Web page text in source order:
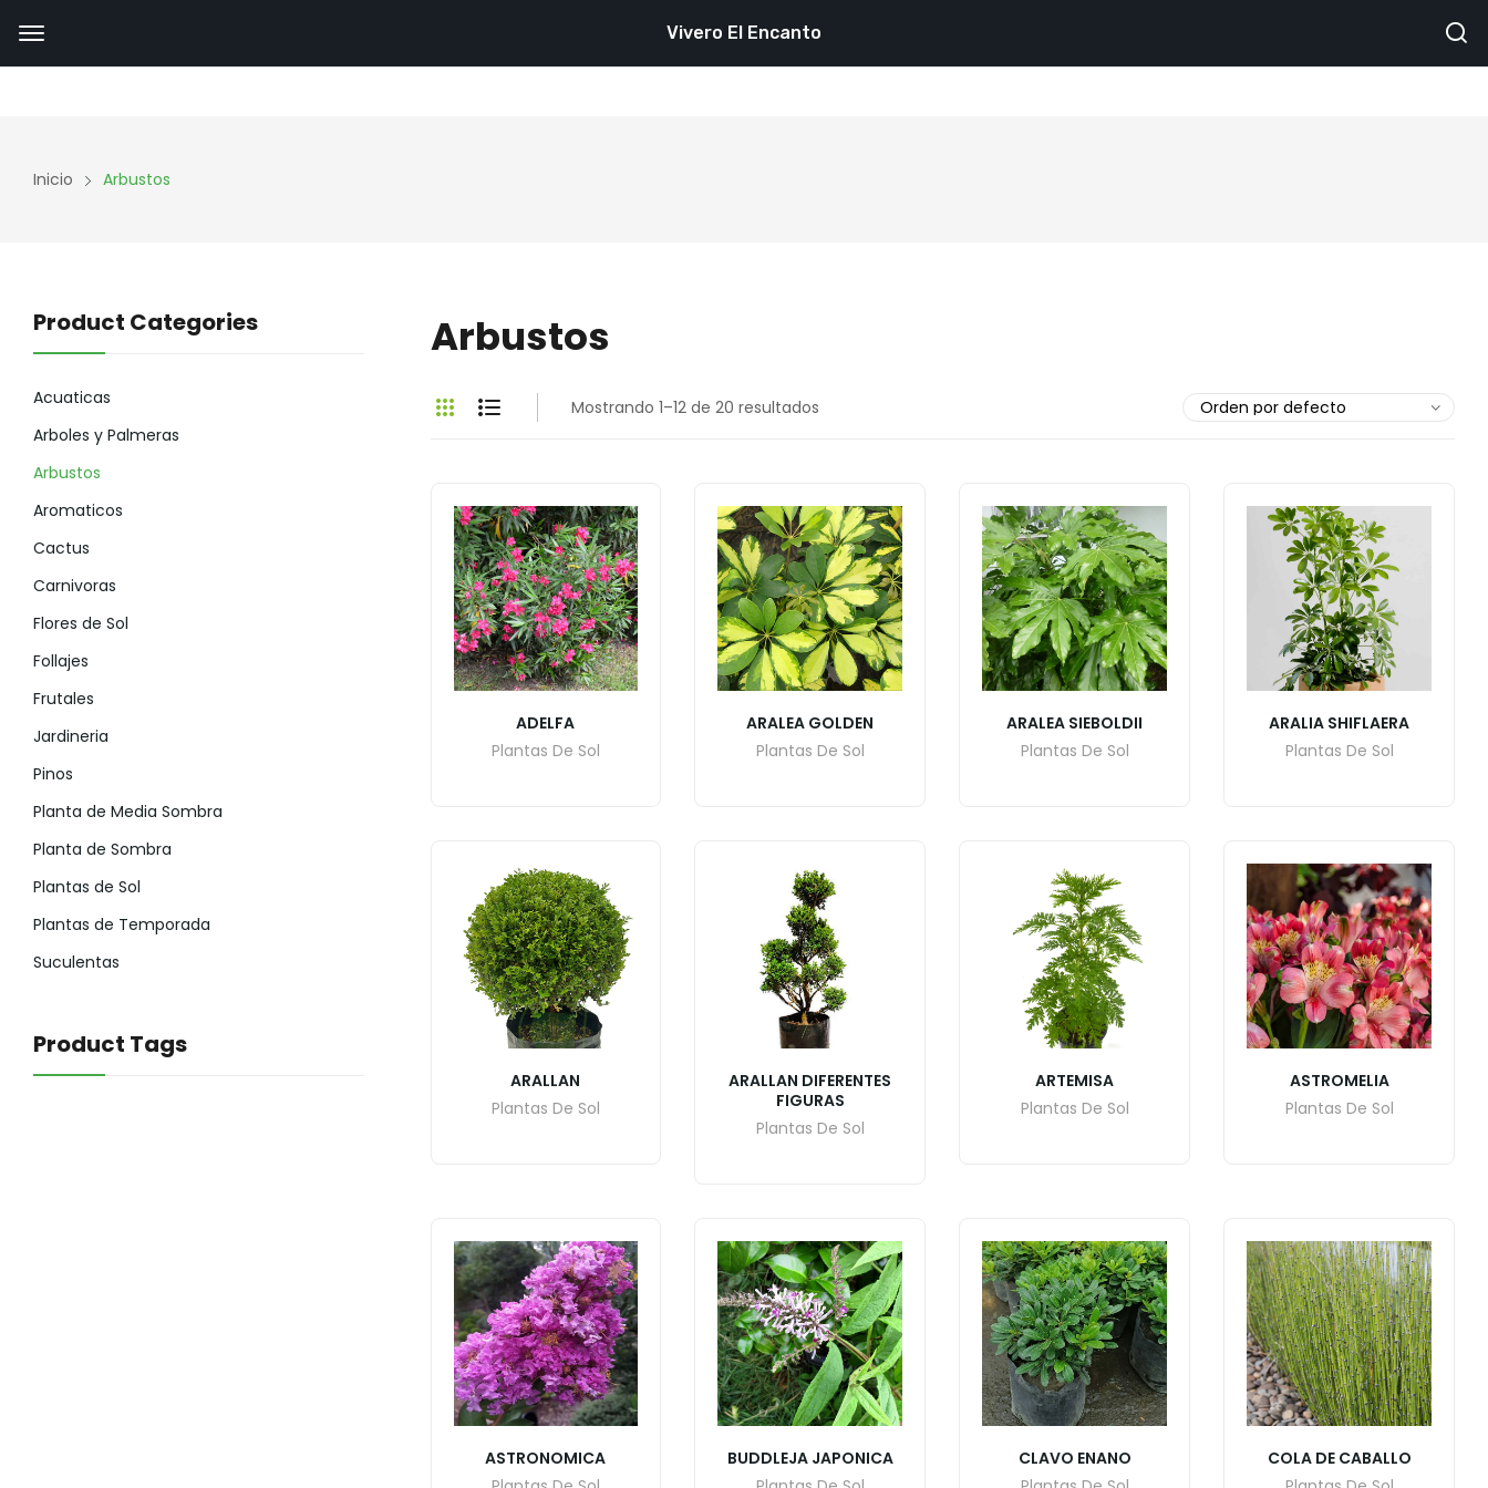
Inicio Arbustos
Arbustos
Mostrando 1–12 de 20 resultados
ADELFA
Plantas De Sol
ARALEA GOLDEN
Plantas De Sol
ARALEA SIEBOLDII
Plantas De Sol
ARALIA SHIFLAERA
Plantas De Sol
ARALLAN
Plantas De Sol
ARALLAN DIFERENTES
FIGURAS
Plantas De Sol
ARTEMISA
Plantas De Sol
ASTROMELIA
Plantas De Sol
ASTRONOMICA
BUDDLEJA JAPONICA
CLAVO ENANO
COLA DE CABALLO
Product Categories
Acuaticas
Arboles y Palmeras
Arbustos
Aromaticos
Cactus
Carnivoras
Flores de Sol
Follajes
Frutales
Jardineria
Pinos
Planta de Media Sombra
Planta de Sombra
Plantas de Sol
Plantas de Temporada
Suculentas
Product Tags
Vivero El Encanto